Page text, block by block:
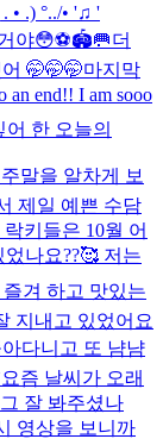
• .) °../• '♫ '
야😳⚽️🏟️🥅더
🤭🤭🤭마지막
an end!! I am sooo
한 오늘의
말을 알차게 보
제일 예쁜 수담
키들은 10월 어
나요??🥰 저는
겨 하고 맛있는
지내고 있었어요
다니고 또 냠냠
요즘 날씨가 오래
잘 봐주셨나
영상을 보니까